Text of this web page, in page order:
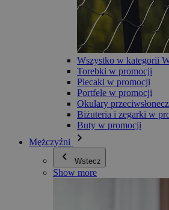
Wszystko w kategorii
Torebki w promocji
Plecaki w promocji
Portfele w promocji
Okulary
Biżuteria i zegarki w
Buty w promocji
Mężczyźni
Wstecz
Show more